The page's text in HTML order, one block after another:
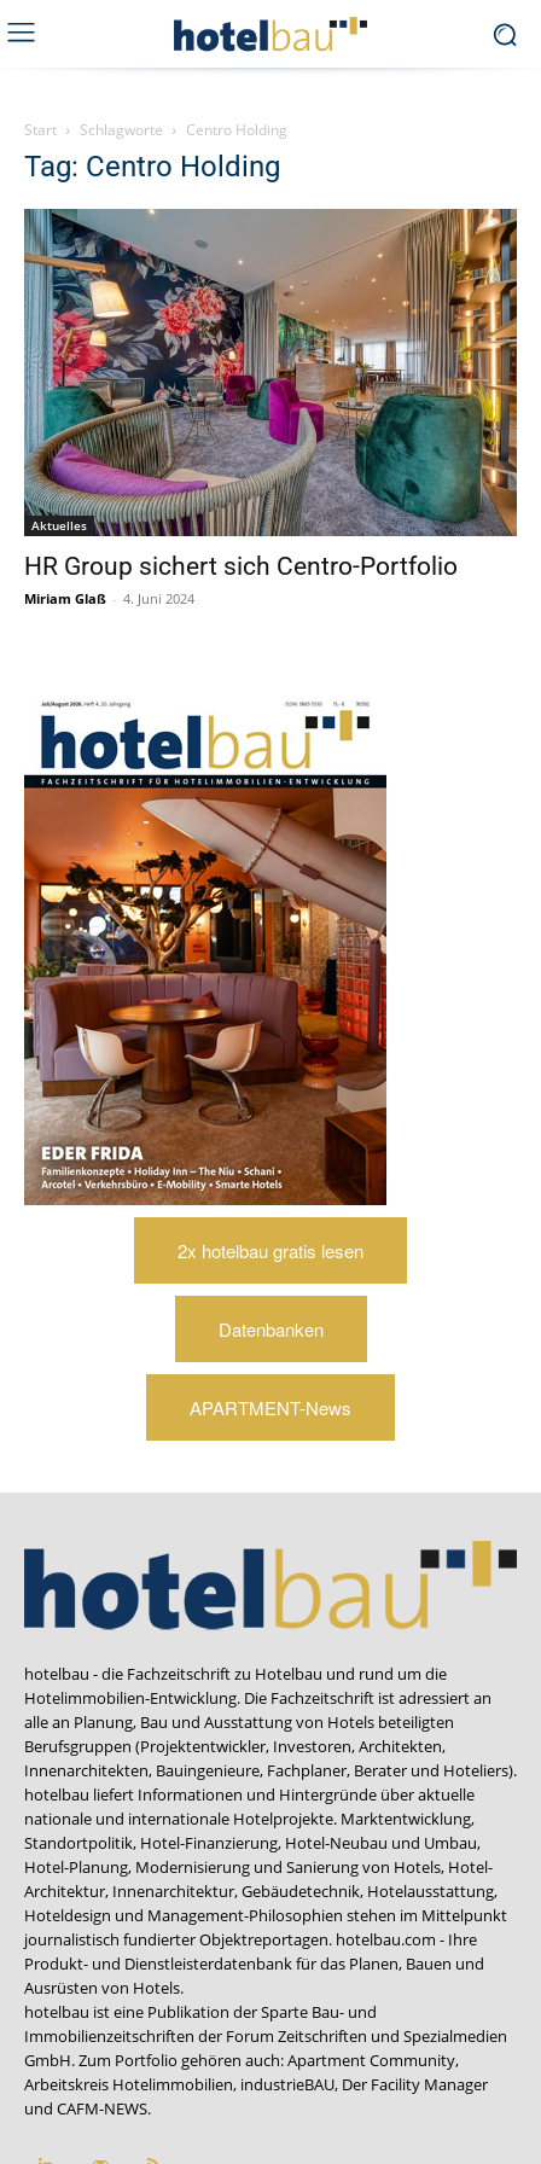
Start Schlagworte Centro Holding
Tag: Centro Holding
Aktuelles
HR Group sichert sich Centro-Portfolio
Miriam Glaß - 4. Juni 2024
2x hotelbau gratis lesen
Datenbanken
APARTMENT-News
hotelbau - die Fachzeitschrift zu Hotelbau und rund um die
Hotelimmobilien-Entwicklung. Die Fachzeitschrift ist adressiert an
alle an Planung, Bau und Ausstattung von Hotels beteiligten
Berufsgruppen (Projektentwickler, Investoren, Architekten,
Innenarchitekten, Bauingenieure, Fachplaner, Berater und Hoteliers).
hotelbau liefert Informationen und Hintergründe über aktuelle
nationale und internationale Hotelprojekte. Marktentwicklung,
Standortpolitik, Hotel-Finanzierung, Hotel-Neubau und Umbau,
Hotel-Planung, Modernisierung und Sanierung von Hotels, Hotel-
Architektur, Innenarchitektur, Gebäudetechnik, Hotelausstattung,
Hoteldesign und Management-Philosophien stehen im Mittelpunkt
journalistisch fundierter Objektreportagen. hotelbau.com - Ihre
Produkt- und Dienstleisterdatenbank für das Planen, Bauen und
Ausrüsten von Hotels.
hotelbau ist eine Publikation der Sparte Bau- und
Immobilienzeitschriften der Forum Zeitschriften und Spezialmedien
GmbH. Zum Portfolio gehören auch:Apartment Community,
Arbeitskreis Hotelimmobilien, industrieBAU, Der Facility Manager
und CAFM-NEWS.